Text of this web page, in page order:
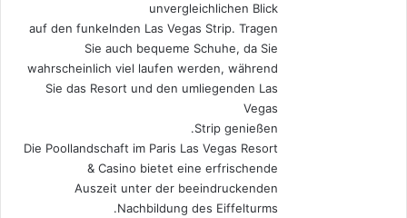
unvergleichlichen Blick
auf den funkelnden Las Vegas Strip. Tragen
Sie auch bequeme Schuhe, da Sie
wahrscheinlich viel laufen werden, während
Sie das Resort und den umliegenden Las
Vegas
Strip genießen.
Die Poollandschaft im Paris Las Vegas Resort
& Casino bietet eine erfrischende
Auszeit unter der beeindruckenden
Nachbildung des Eiffelturms.